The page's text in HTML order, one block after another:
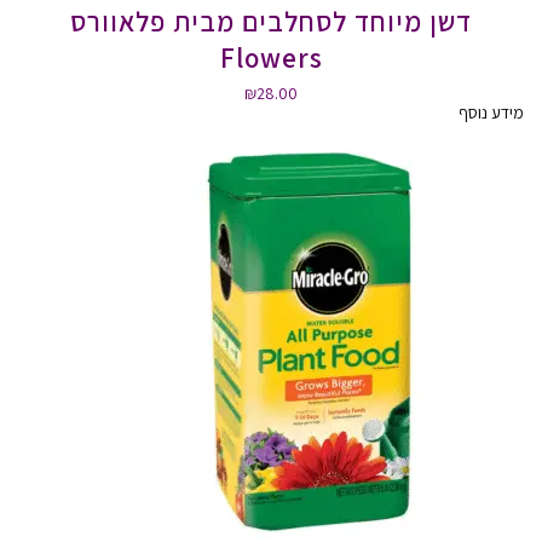
דשן מיוחד לסחלבים מבית פלאוורס
Flowers
₪28.00
מידע נוסף